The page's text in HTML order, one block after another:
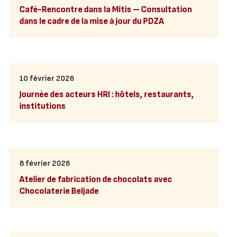
Café-Rencontre dans la Mitis – Consultation
dans le cadre de la mise à jour du PDZA
10 février 2026
Journée des acteurs HRI : hôtels, restaurants,
institutions
8 février 2026
Atelier de fabrication de chocolats avec
Chocolaterie Beljade